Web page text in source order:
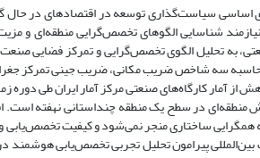
اساسی سیاستگذاری توسعه در اقتصادهای در حال
شناسایی الگوهای تخصصگرایی منطقهای و
به تحلیل الگوی تخصصگرایی و تمرکز فضایی
محاسبه سه شاخص ضریب مکانی، ضریب جینی تمرکز
از آمار کارگاههای صنعتی مرکز آمار ایران طی دوره زمانی 98-۱۳۸۱ استخراج
منطقهای در سطح یک منطقه چنداستانی نهفته است.
همگرایی ساختاری منجر نمیشود و کیفیت تخصص
بینالمللی پیرامون تحلیل تجربی تخصصیابی هوشمند